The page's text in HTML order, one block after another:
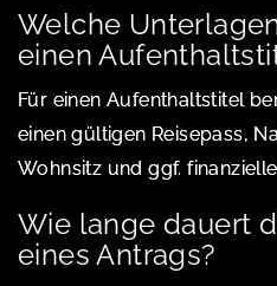
Welche
einen
Für einen Aufenthaltstitel
einen gültigen Reisepass,
Wohnsitz und ggf.
Wie lange dauert
eines Antrags?